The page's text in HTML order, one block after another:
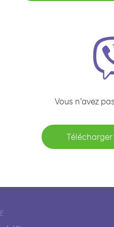
Vous n’avez